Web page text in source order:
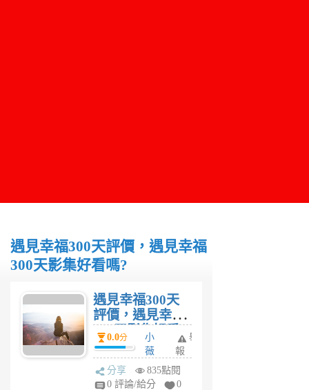
遇見幸福300天評價，遇見幸福
300天影集好看嗎?
遇見幸福300天
評價，遇見幸福
300天影集好看
嗎?
0.0分
小
薇
6
年
舉
報
分享
835點閱
0 評論/給分
0